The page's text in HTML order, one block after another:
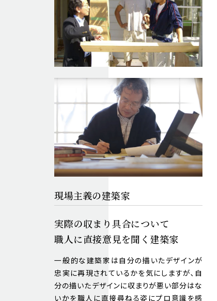
現場主義の建築家
実際の収まり具合について
職人に直接意見を聞く建築家
一般的な建築家は自分の描いたデザインが
忠実に再現されているかを気にしますが、自
分の描いたデザインに収まりが悪い部分はな
いかを職人に直接尋ねる姿にプロ意識を感